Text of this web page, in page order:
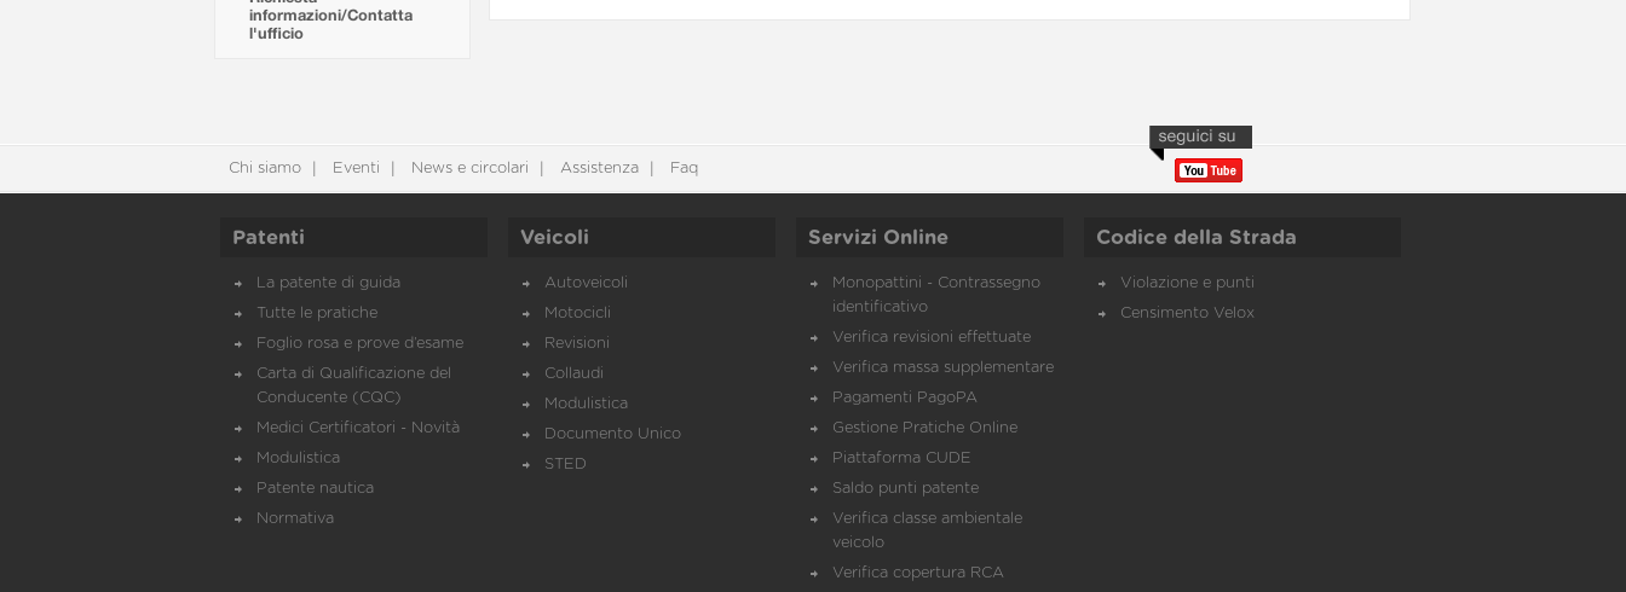
informazioni/Contatta
l'ufficio
Chi siamo Eventi News e circolari Assistenza Faq
Patenti
La patente di guida
Tutte le pratiche
Foglio rosa e prove d’esame
Carta di Qualificazione del
Conducente (CQC)
Medici Certificatori - Novità
Modulistica
Patente nautica
Normativa
Veicoli
Autoveicoli
Motocicli
Revisioni
Collaudi
Modulistica
Documento Unico
STED
Servizi Online
Monopattini - Contrassegno
identificativo
Verifica revisioni effettuate
Verifica massa supplementare
Pagamenti PagoPA
Gestione Pratiche Online
Piattaforma CUDE
Saldo punti patente
Verifica classe ambientale
veicolo
Verifica copertura RCA
Codice della Strada
Violazione e punti
Censimento Velox